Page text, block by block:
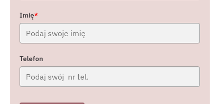
Imię*
Telefon